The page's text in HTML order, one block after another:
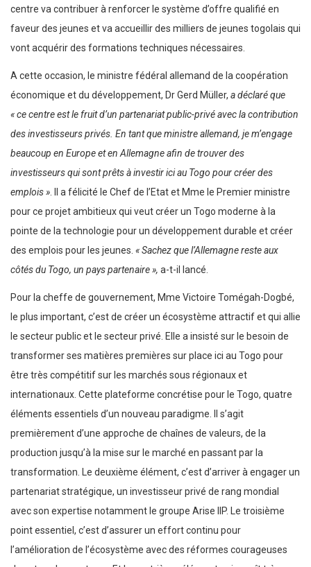
centre va contribuer à renforcer le système d’offre qualifié en
faveur des jeunes et va accueillir des milliers de jeunes togolais qui
vont acquérir des formations techniques nécessaires.
A cette occasion, le ministre fédéral allemand de la coopération
économique et du développement, Dr Gerd Müller, a déclaré que
« ce centre est le fruit d’un partenariat public-privé avec la contribution
des investisseurs privés. En tant que ministre allemand, je m’engage
beaucoup en Europe et en Allemagne afin de trouver des
investisseurs qui sont prêts à investir ici au Togo pour créer des
emplois ». Il a félicité le Chef de l’Etat et Mme le Premier ministre
pour ce projet ambitieux qui veut créer un Togo moderne à la
pointe de la technologie pour un développement durable et créer
des emplois pour les jeunes. « Sachez que l’Allemagne reste aux
côtés du Togo, un pays partenaire », a-t-il lancé.
Pour la cheffe de gouvernement, Mme Victoire Tomégah-Dogbé,
le plus important, c’est de créer un écosystème attractif et qui allie
le secteur public et le secteur privé. Elle a insisté sur le besoin de
transformer ses matières premières sur place ici au Togo pour
être très compétitif sur les marchés sous régionaux et
internationaux. Cette plateforme concrétise pour le Togo, quatre
éléments essentiels d’un nouveau paradigme. Il s’agit
premièrement d’une approche de chaînes de valeurs, de la
production jusqu’à la mise sur le marché en passant par la
transformation. Le deuxième élément, c’est d’arriver à engager un
partenariat stratégique, un investisseur privé de rang mondial
avec son expertise notamment le groupe Arise IIP. Le troisième
point essentiel, c’est d’assurer un effort continu pour
l’amélioration de l’écosystème avec des réformes courageuses